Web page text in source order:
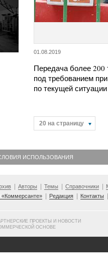
01.08.2019
Передача более 200
под требованием
по текущей
20 на страницу
ИСПОЛЬЗОВАНИЯ
Авторы Темы Справочники
Редакция Контакты
ПРОЕКТЫ И НОВОСТИ
ОСНОВЕ